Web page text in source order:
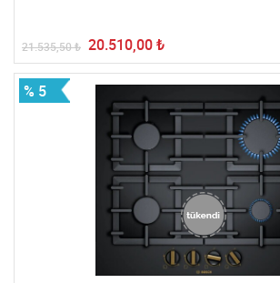
21.535,50₺ 20.510,00 ₺
% 5